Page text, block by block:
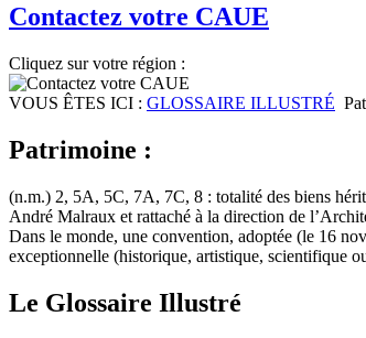
Contactez votre CAUE
Cliquez sur votre région :
VOUS ÊTES ICI : GLOSSAIRE ILLUSTRÉ
Patrimoine :
(n.m.) 2, 5A, 5C, 7A, 7C, 8 : totalité des biens
André Malraux et rattaché à la direction de
Dans le monde, une convention, adoptée (le 16
exceptionnelle (historique, artistique, scientifique
Le Glossaire Illustré